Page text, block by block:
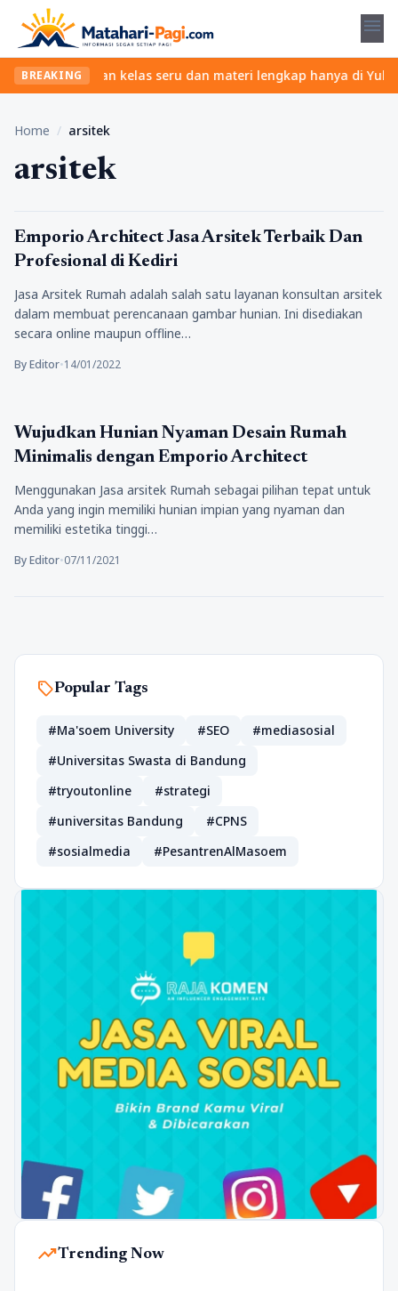
menu
BREAKING
Temukan kelas seru dan materi lengkap hanya di
Home / arsitek
arsitek
Tips
Emporio Architect Jasa Arsitek Terbaik Dan
Profesional di Kediri
Jasa Arsitek Rumah adalah salah satu layanan konsultan arsitek
dalam membuat perencanaan gambar hunian. Ini disediakan
secara online maupun offline…
By Editor•14/01/2022
Tips
Wujudkan Hunian Nyaman Desain Rumah
Minimalis dengan Emporio Architect
Menggunakan Jasa arsitek Rumah sebagai pilihan tepat untuk
Anda yang ingin memiliki hunian impian yang nyaman dan
memiliki estetika tinggi…
By Editor•07/11/2021
sellPopular Tags
#Ma'soem University #SEO
#mediasosial
#Universitas Swasta di Bandung
#tryoutonline
#strategi
#universitas Bandung
#CPNS
#sosialmedia
#PesantrenAlMasoem
trending_upTrending Now